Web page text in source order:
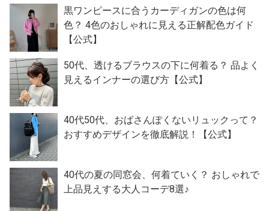
黒ワンピースに合うカーディガンの色は何
色？ 4色のおしゃれに見える正解配色ガイド
【公式】
50代、透けるブラウスの下に何着る？ 品よく
見えるインナーの選び方【公式】
40代50代、おばさんぽくないリュックって？
おすすめデザインを徹底解説！【公式】
40代の夏の同窓会、何着ていく？ おしゃれで
上品見えする大人コーデ8選♪